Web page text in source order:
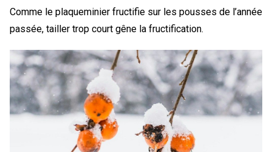
Comme le plaqueminier fructifie sur les pousses de l’année
passée, tailler trop court gêne la fructification.